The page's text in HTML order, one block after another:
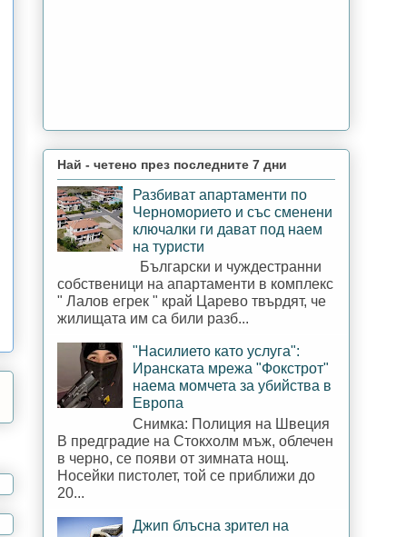
Най - четено през последните 7 дни
Разбиват апартаменти по
Черноморието и със сменени
ключалки ги дават под наем
на туристи
Български и чуждестранни
собственици на апартаменти в комплекс
" Лалов егрек " край Царево твърдят, че
жилищата им са били разб...
"Насилието като услуга":
Иранската мрежа "Фокстрот"
наема момчета за убийства в
Европа
Снимка: Полиция на Швеция
В предградие на Стокхолм мъж, облечен
в черно, се появи от зимната нощ.
Носейки пистолет, той се приближи до
20...
Джип блъсна зрител на